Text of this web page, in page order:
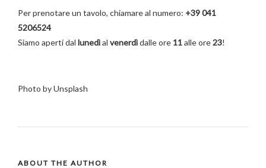
Per prenotare un tavolo, chiamare al numero: +39 041
5206524
Siamo aperti dal lunedìal venerdìdalle ore 11alle ore23!
Photo by Unsplash
ABOUT THE AUTHOR